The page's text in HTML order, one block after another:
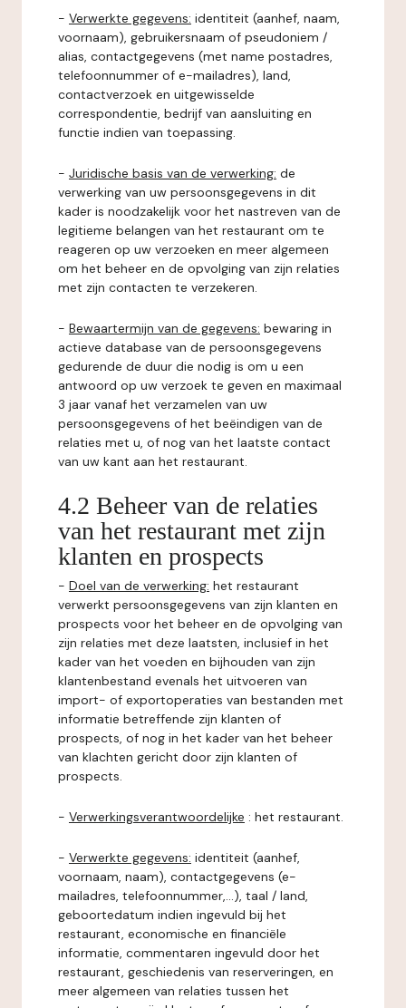
- Verwerkte gegevens: identiteit (aanhef, naam,
voornaam), gebruikersnaam of pseudoniem /
alias, contactgegevens (met name postadres,
telefoonnummer of e-mailadres), land,
contactverzoek en uitgewisselde
correspondentie, bedrijf van aansluiting en
functie indien van toepassing.
- Juridische basis van de verwerking: de
verwerking van uw persoonsgegevens in dit
kader is noodzakelijk voor het nastreven van de
legitieme belangen van het restaurant om te
reageren op uw verzoeken en meer algemeen
om het beheer en de opvolging van zijn relaties
met zijn contacten te verzekeren.
- Bewaartermijn van de gegevens: bewaring in
actieve database van de persoonsgegevens
gedurende de duur die nodig is om u een
antwoord op uw verzoek te geven en maximaal
3 jaar vanaf het verzamelen van uw
persoonsgegevens of het beëindigen van de
relaties met u, of nog van het laatste contact
van uw kant aan het restaurant.
4.2 Beheer van de relaties
van het restaurant met zijn
klanten en prospects
- Doel van de verwerking: het restaurant
verwerkt persoonsgegevens van zijn klanten en
prospects voor het beheer en de opvolging van
zijn relaties met deze laatsten, inclusief in het
kader van het voeden en bijhouden van zijn
klantenbestand evenals het uitvoeren van
import- of exportoperaties van bestanden met
informatie betreffende zijn klanten of
prospects, of nog in het kader van het beheer
van klachten gericht door zijn klanten of
prospects.
- Verwerkingsverantwoordelijke : het restaurant.
- Verwerkte gegevens: identiteit (aanhef,
voornaam, naam), contactgegevens (e-
mailadres, telefoonnummer,...), taal / land,
geboortedatum indien ingevuld bij het
restaurant, economische en financiële
informatie, commentaren ingevuld door het
restaurant, geschiedenis van reserveringen, en
meer algemeen van relaties tussen het